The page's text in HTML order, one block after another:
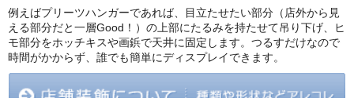
例えばプリーツハンガーであれば、目立たせたい部分（店外から見
える部分だと一層Good！）の上部にたるみを持たせて吊り下げ、ヒ
モ部分をホッチキスや画鋲で天井に固定します。つるすだけなので
時間がかからず、誰でも簡単にディスプレイできます。